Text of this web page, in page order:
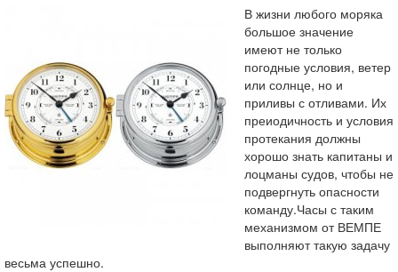
В жизни любого моряка
большое значение
имеют не только
погодные условия, ветер
или солнце, но и
приливы с отливами. Их
преиодичность и условия
протекания должны
хорошо знать капитаны и
лоцманы судов, чтобы не
подвергнуть опасности
команду.Часы с таким
механизмом от ВЕМПЕ
выполняют такую задачу
весьма успешно.